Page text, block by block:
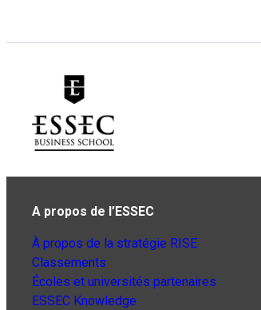
A propos de l’ESSEC
À propos de la stratégie RISE
Classements
Écoles et universités partenaires
ESSEC Knowledge